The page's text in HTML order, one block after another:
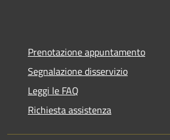
Prenotazione appuntamento
Segnalazione disservizio
Leggi le FAQ
Richiesta assistenza